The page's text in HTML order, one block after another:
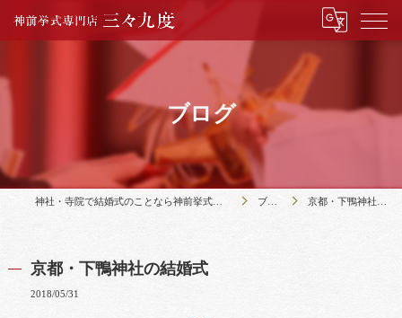
ブログ
神社・寺院で結婚式のことなら神前挙式専門店三々九度 ブログ 京都・下鴨神社の結婚式
京都・下鴨神社の結婚式
2018/05/31